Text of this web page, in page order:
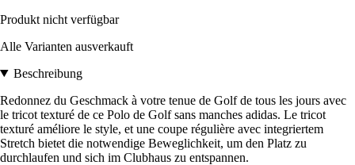
Produkt nicht verfügbar
Alle Varianten ausverkauft
Beschreibung
Redonnez du Geschmack à votre tenue de Golf de tous les jours avec
le tricot texturé de ce Polo de Golf sans manches adidas. Le tricot
texturé améliore le style, et une coupe régulière avec integriertem
Stretch bietet die notwendige Beweglichkeit, um den Platz zu
durchlaufen und sich im Clubhaus zu entspannen.